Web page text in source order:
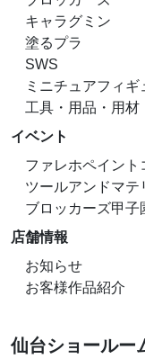
キャラグミン
塗るプラ
SWS
ミニチュアフィギ
工具・用品・用材
イベント
ファレホペイント
ツールアンドマテ
ブロッカーズ甲子
店舗情報
お知らせ
お客様作品紹介
仙台ショールー